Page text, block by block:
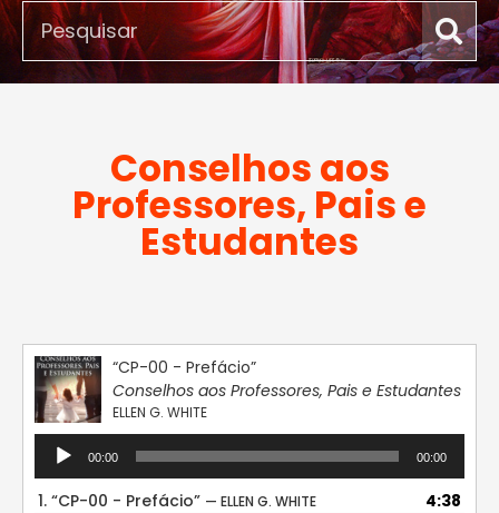
Conselhos aos
Professores, Pais e
Estudantes
“CP-00 - Prefácio”
Conselhos aos Professores, Pais e Estudantes
ELLEN G. WHITE
Tocador
áudio
00:00 00:00
1. “CP-00 - Prefácio” — ELLEN G. WHITE
4:38